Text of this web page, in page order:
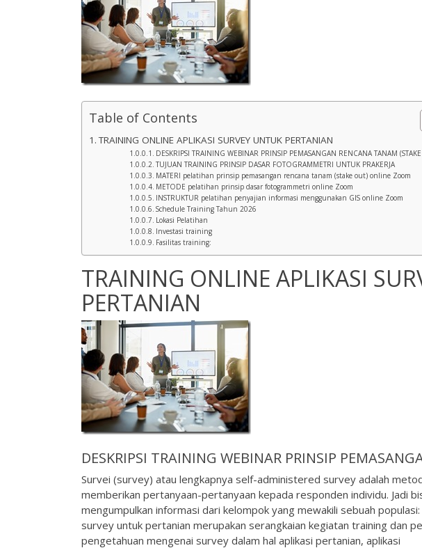
Table of Contents
TRAINING ONLINE APLIKASI SURVEY UNTUK PERTANIAN
DESKRIPSI TRAINING WEBINAR PRINSIP PEMASANGAN RENCANA TANAM
TUJUAN TRAINING PRINSIP DASAR FOTOGRAMMETRI UNTUK PRAKERJA
MATERI pelatihan prinsip pemasangan rencana tanam (stake out) online Zoom
METODE pelatihan prinsip dasar fotogrammetri online Zoom
INSTRUKTUR pelatihan penyajian informasi menggunakan GIS online Zoom
Schedule Training Tahun 2026
Lokasi Pelatihan
Investasi training
Fasilitas training:
TRAINING ONLINE APLIKASI
PERTANIAN
DESKRIPSI TRAINING WEBINAR PRINSIP
Survei (survey) atau lengkapnya self-administered survey adalah
memberikan pertanyaan-pertanyaan kepada responden individu. Jadi
mengumpulkan informasi dari kelompok yang mewakili sebuah
survey untuk pertanian merupakan serangkaian kegiatan training dan
pengetahuan mengenai survey dalam hal aplikasi pertanian, aplikasi